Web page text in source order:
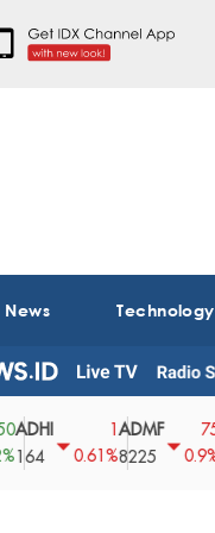
Technology
1
0.61%8225
75
0.9%
ADMG
214